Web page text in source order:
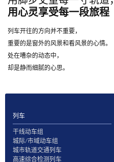
用心灵享受每一段旅程
列车开往的方向并不重要，
重要的是窗外的风景和看风景的心情。
处在嘈杂的动态中，
却是静而细腻的心思。
列车
干线动车组
城际/市域动车组
城市轨道交通列车
高速综合检测列车